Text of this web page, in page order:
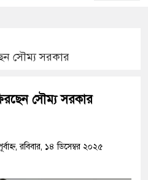
সৌম্য সরকার
সৌম্য সরকার
রবিবার, ১৪ ডিসেম্বর ২০২৫